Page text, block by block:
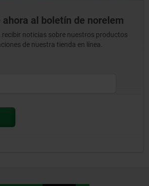
ahora al boletín de norelem
recibir noticias sobre nuestros productos
de nuestra tienda en línea.